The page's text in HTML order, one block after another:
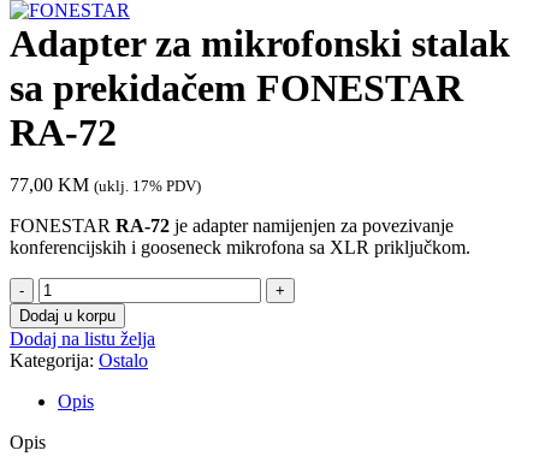
Adapter za mikrofonski stalak
sa prekidačem FONESTAR
RA-72
77,00 KM (uklj. 17% PDV)
FONESTAR RA-72 je adapter namijenjen za povezivanje
konferencijskih i gooseneck mikrofona sa XLR priključkom.
Adapter
za
mikrofonski
stalak
sa
prekidačem
FONESTAR
RA-
Dodaj u korpu
Dodaj na listu želja
Kategorija: Ostalo
Opis
Opis